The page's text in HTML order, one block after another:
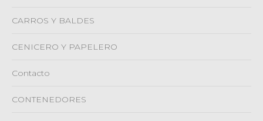
CARROS Y BALDES
CENICERO Y PAPELERO
Contacto
CONTENEDORES